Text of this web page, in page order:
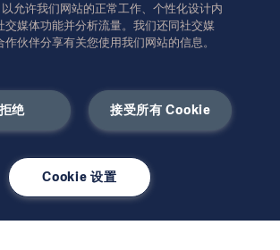
方基于本材料的作为或不作为，Getinge
任或义务。依赖此类信息的使用风险
人承担。
解决方案或产品可能在您的国家无法
使用。未经
Getinge书面许可，不得复
部分信息。
、意见和论断完全为受访者观点，不一
Getinge的观点。
允许我们网站的正常工作、个性化设计内
交媒体功能并分析流量。我们还同社交媒
伙伴分享有关您使用我们网站的信息。
接受所有 Cookie
绝
Cookie 设置